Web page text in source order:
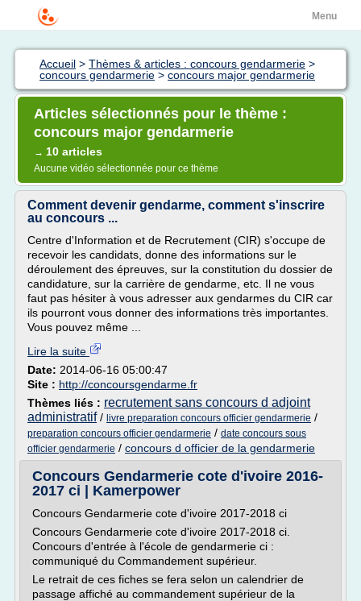
Menu
Accueil > Thèmes & articles : concours gendarmerie >
concours gendarmerie > concours major gendarmerie
Articles sélectionnés pour le thème :
concours major gendarmerie
→ 10 articles
Aucune vidéo sélectionnée pour ce thème
Comment devenir gendarme, comment s'inscrire
au concours ...
Centre d'Information et de Recrutement (CIR) s'occupe de
recevoir les candidats, donne des informations sur le
déroulement des épreuves, sur la constitution du dossier de
candidature, sur la carrière de gendarme, etc. Il ne vous
faut pas hésiter à vous adresser aux gendarmes du CIR car
ils pourront vous donner des informations très importantes.
Vous pouvez même ...
Lire la suite
Date: 2014-06-16 05:00:47
Site : http://concoursgendarme.fr
Thèmes liés : recrutement sans concours d adjoint
administratif/ livre preparation concours officier gendarmerie /
preparation concours officier gendarmerie / date concours sous
officier gendarmerie / concours d officier de la gendarmerie
Concours Gendarmerie cote d'ivoire 2016-
2017 ci | Kamerpower
Concours Gendarmerie cote d'ivoire 2017-2018 ci
Concours Gendarmerie cote d'ivoire 2017-2018 ci.
Concours d'entrée à l'école de gendarmerie ci :
communiqué du Commandement supérieur.
Le retrait de ces fiches se fera selon un calendrier de
passage affiché au commandement supérieur de la